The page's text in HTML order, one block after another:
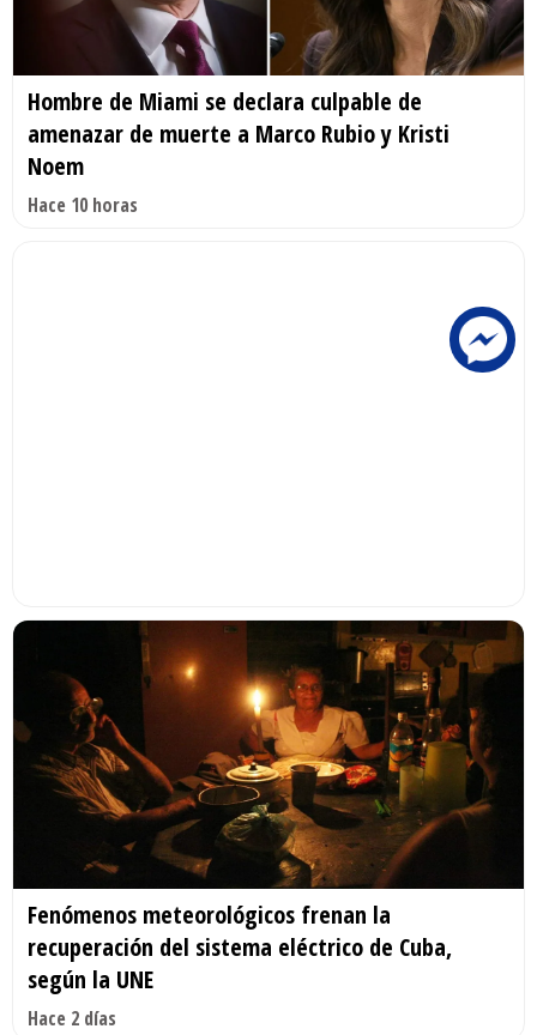
Hombre de Miami se declara culpable de
amenazar de muerte a Marco Rubio y Kristi
Noem
Hace 10 horas
Fenómenos meteorológicos frenan la
recuperación del sistema eléctrico de Cuba,
según la UNE
Hace 2 días